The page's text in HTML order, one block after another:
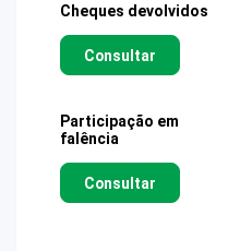
Cheques devolvidos
Consultar
Participação em
falência
Consultar